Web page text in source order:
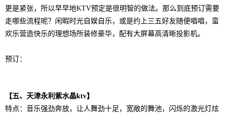
更是紧张，所以早早地KTV预定是很明智的做法。那么到底预订需要
走哪些流程呢？闲暇时光自娱自乐，或是约上三五好友随便唱唱，蛮
欢乐营造快乐的理想场所装修豪华，配有大屏幕高清晰投影机。
预订：
【五、天津永利紫水晶ktv】
特点： 音乐强劲奔放，让人舞劲十足，宽敞的舞池，闪烁的激光灯炫